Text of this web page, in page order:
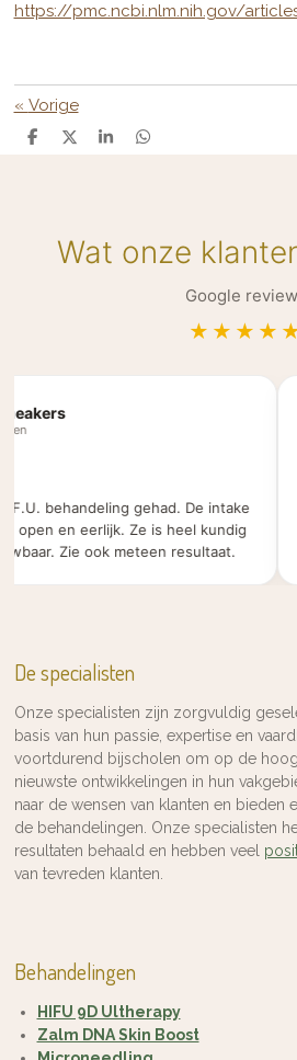
https://pmc.ncbi.nlm.nih.gov/
« Vorige
D
D
S
D
Wat onze
Google
behandeling gehad. De intake
en eerlijk. Ze is heel kundig
Zie ook meteen resultaat.
De specialisten
Onze specialisten zijn zorgvuldig
basis van hun passie, expertise en
voortdurend bijscholen om op de
nieuwste ontwikkelingen in hun
naar de wensen van klanten en bieden
de behandelingen. Onze specialisten
resultaten behaald en hebben veel
van tevreden klanten.
Behandelingen
HIFU 9D Ultherapy
Zalm DNA Skin Boost